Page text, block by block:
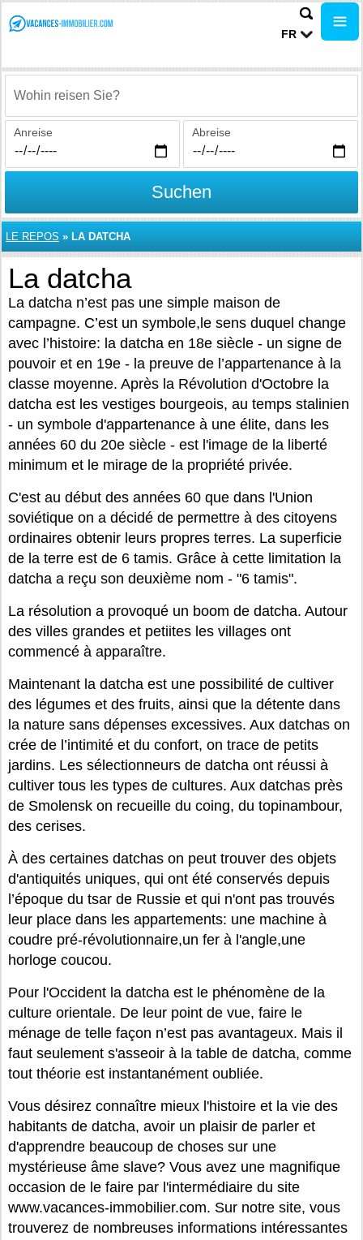
FR
Wohin reisen Sie?
Anreise Abreise
Suchen
LE REPOS » LA DATCHA
La datcha
La datcha n’est pas une simple maison de
campagne. C’est un symbole,le sens duquel change
avec l’histoire: la datcha en 18e siècle - un signe de
pouvoir et en 19e - la preuve de l’appartenance à la
classe moyenne. Après la Révolution d'Octobre la
datcha est les vestiges bourgeois, au temps stalinien
- un symbole d'appartenance à une élite, dans les
années 60 du 20e siècle - est l'image de la liberté
minimum et le mirage de la propriété privée.
C'est au début des années 60 que dans l'Union
soviétique on a décidé de permettre à des citoyens
ordinaires obtenir leurs propres terres. La superficie
de la terre est de 6 tamis. Grâce à cette limitation la
datcha a reçu son deuxième nom - "6 tamis".
La résolution a provoqué un boom de datcha. Autour
des villes grandes et petiites les villages ont
commencé à apparaître.
Maintenant la datcha est une possibilité de cultiver
des légumes et des fruits, ainsi que la détente dans
la nature sans dépenses excessives. Aux datchas on
crée de l’intimité et du confort, on trace de petits
jardins. Les sélectionneurs de datcha ont réussi à
cultiver tous les types de cultures. Aux datchas près
de Smolensk on recueille du coing, du topinambour,
des cerises.
À des certaines datchas on peut trouver des objets
d'antiquités uniques, qui ont été conservés depuis
l’époque du tsar de Russie et qui n'ont pas trouvés
leur place dans les appartements: une machine à
coudre pré-révolutionnaire,un fer à l'angle,une
horloge coucou.
Pour l'Occident la datcha est le phénomène de la
culture orientale. De leur point de vue, faire le
ménage de telle façon n’est pas avantageux. Mais il
faut seulement s'asseoir à la table de datcha, comme
tout théorie est instantanément oubliée.
Vous désirez connaître mieux l'histoire et la vie des
habitants de datcha, avoir un plaisir de parler et
d'apprendre beaucoup de choses sur une
mystérieuse âme slave? Vous avez une magnifique
occasion de le faire par l'intermédiaire du site
www.vacances-immobilier.com. Sur notre site, vous
trouverez de nombreuses informations intéressantes